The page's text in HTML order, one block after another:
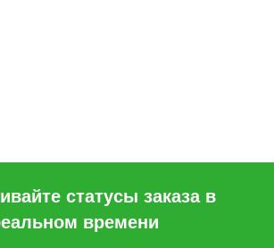
статусы заказа в
времени